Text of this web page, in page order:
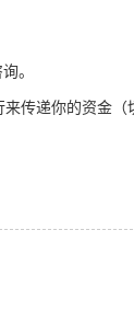
。
传递你的资金